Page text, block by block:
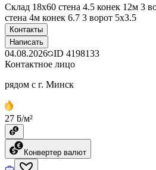
Склад 18х60 стена 4.5 конек 12м 3
стена 4м конек 6.7 3 ворот 5х3.5
Контакты
Написать
04.08.2026 ID 4198133
Контактное лицо
рядом с г. Минск
27 ƃ/м²
Конвертер валют